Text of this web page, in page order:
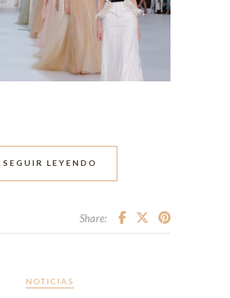
SEGUIR LEYENDO
Share:
NOTICIAS